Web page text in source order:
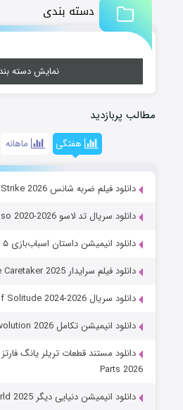
دسته بندی
نمایش دسته
مطالب پربازدید
هفتگی ماهانه
دانلود فیلم ضربه شانس Lucky Strike 2026
دانلود سریال تد لاسو Ted Lasso 2020-2026
دانلود انیمیشن داستان اسباب‌بازی ۵ Toy Story 5 (2026)
دانلود فیلم سرایدار The Caretaker 2025
دانلود سریال One Hundred Years of Solitude 2024-2026
دانلود انیمیشن تکامل Evolution 2026
Parts 2026
دانلود انیمیشن دنیایی دیگر Another World 2025